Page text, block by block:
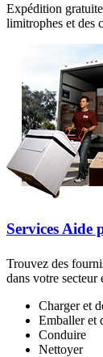
Expédition
limitrophes et des
Services Aide
Trouvez des
dans votre secteur
Charger et
Emballer et
Conduire
Nettoyer